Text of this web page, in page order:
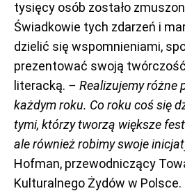
tysięcy osób zostało
Świadkowie tych zdarzeń i
dzielić się wspomnieniami,
prezentować swoją
literacką. – Realizujemy różne
każdym roku. Co roku coś się
tymi, którzy tworzą większe
ale również robimy swoje
Hofman, przewodniczący
Kulturalnego Żydów w Polsce.